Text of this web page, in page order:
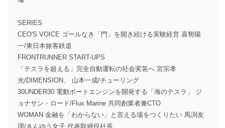
SERIES
CEO'S VOICE ゴールなき「門」を開き続ける実験経営 喜㔟陽
一/東日本旅客鉄道
FRONTRUNNER START-UPS
「テスラを超える」完全自動運転の社会実装へ 宮宗孝
光/DIMENSION、 山本一成/チューリング
30UNDER30 電動ボートエンジンを開発する「海のテスラ」 ジ
ョナサン・ロード/Flux Marine 共同創業者兼CTO
WOMAN 金融を「わからない」と言える場をつくりたい 馬渕友
理/きんゆう女子 代表取締役社長